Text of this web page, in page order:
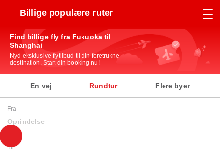
Billige populære ruter
Find billige fly fra Fukuoka til
Shanghai
Nyd eksklusive flytilbud til din foretrukne
destination. Start din booking nu!
En vej Rundtur Flere byer
Fra
Oprindelse
Til